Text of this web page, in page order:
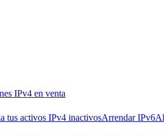
IPv4 en venta
tus activos IPv4 inactivosArrendar IPv6